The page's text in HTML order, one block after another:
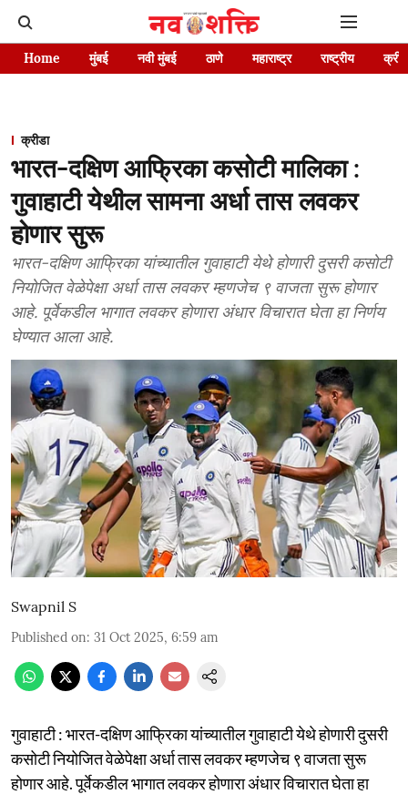
Home मुंबई नवी मुंबई ठाणे महाराष्ट्र राष्ट्रीय
क्रीडा
भारत-दक्षिण आफ्रिका कसोटी मालिका :
गुवाहाटी येथील सामना अर्धा तास लवकर
होणार सुरू
भारत-दक्षिण आफ्रिका यांच्यातील गुवाहाटी येथे होणारी दुसरी कसोटी
नियोजित वेळेपेक्षा अर्धा तास लवकर म्हणजेच ९ वाजता सुरू होणार
आहे. पूर्वेकडील भागात लवकर होणारा अंधार विचारात घेता हा निर्णय
घेण्यात आला आहे.
Swapnil S
Published on: 31 Oct 2025, 6:59 am
गुवाहाटी : भारत-दक्षिण आफ्रिका यांच्यातील गुवाहाटी येथे होणारी दुसरी
कसोटी नियोजित वेळेपेक्षा अर्धा तास लवकर म्हणजेच ९ वाजता सुरू
होणार आहे. पूर्वेकडील भागात लवकर होणारा अंधार विचारात घेता हा